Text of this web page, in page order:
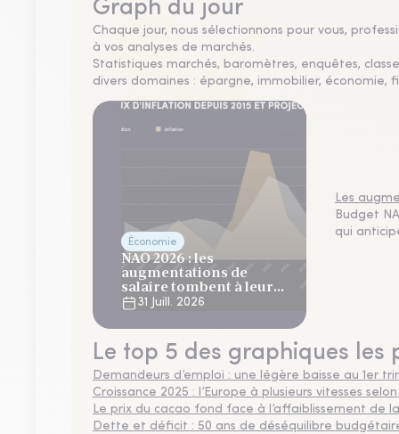
Graph du jour
Chaque jour, nous sélectionnons pour vous,
à vos analyses de marchés.
Statistiques marchés, baromètres, enquêtes,
divers domaines : épargne, immobilier, économie,
Économie
NAO 2026 : les
augmentations de
salaire tombent à leur
plus bas niveau depuis 4
ans
31 Juill. 2026
Les
Budget
qui
Le top 5 des graphiques les
Demandeurs d’emploi : une légère baisse au 1er
Croissance 2025 : l’Europe à plusieurs vitesses
Le prix du cacao fond face à l’affaiblissement de
Dette et déficit : 50 ans de déséquilibre